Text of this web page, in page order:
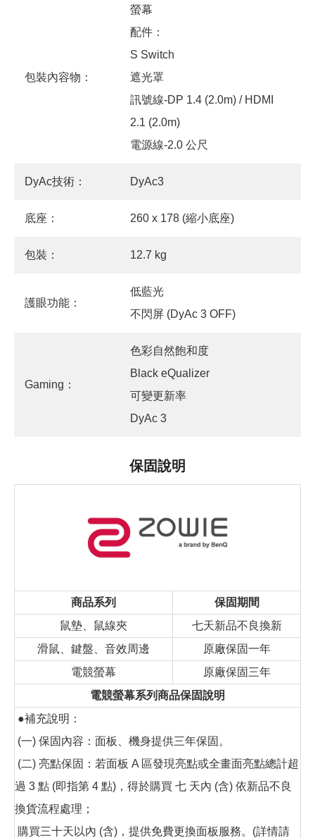
包裝內容物：
螢幕
配件：
S Switch‎
遮光罩‎
訊號線-DP 1.4 (2.0m) / HDMI
2.1 (2.0m)
電源線-2.0 公尺
DyAc技術： DyAc3
底座： 260 x 178 (縮小底座)
包裝： 12.7 kg
護眼功能：
低藍光
不閃屏 (DyAc 3 OFF)
Gaming：
色彩自然飽和度
Black eQualizer
可變更新率
DyAc 3
保固說明
商品系列
保固期間
鼠墊、鼠線夾
七天新品不良換新
滑鼠、鍵盤、音效周邊
原廠保固一年
電競螢幕
原廠保固三年
電競螢幕系列商品保固說明
●補充說明：
(一) 保固內容：面板、機身提供三年保固。
(二) 亮點保固：若面板 A 區發現亮點或全畫面亮點總計超
過 3 點 (即指第 4 點)，得於購買 七 天內 (含) 依新品不良
換貨流程處理；
購買三十天以內 (含)，提供免費更換面板服務。(詳情請